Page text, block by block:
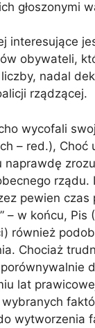
głoszonymi
interesujące
obywateli,
nadal
rządzącej.
wycofali
– red.), Choć
rządu.
pewien czas
– w końcu,
również
Chociaż
lat
wytworzenia